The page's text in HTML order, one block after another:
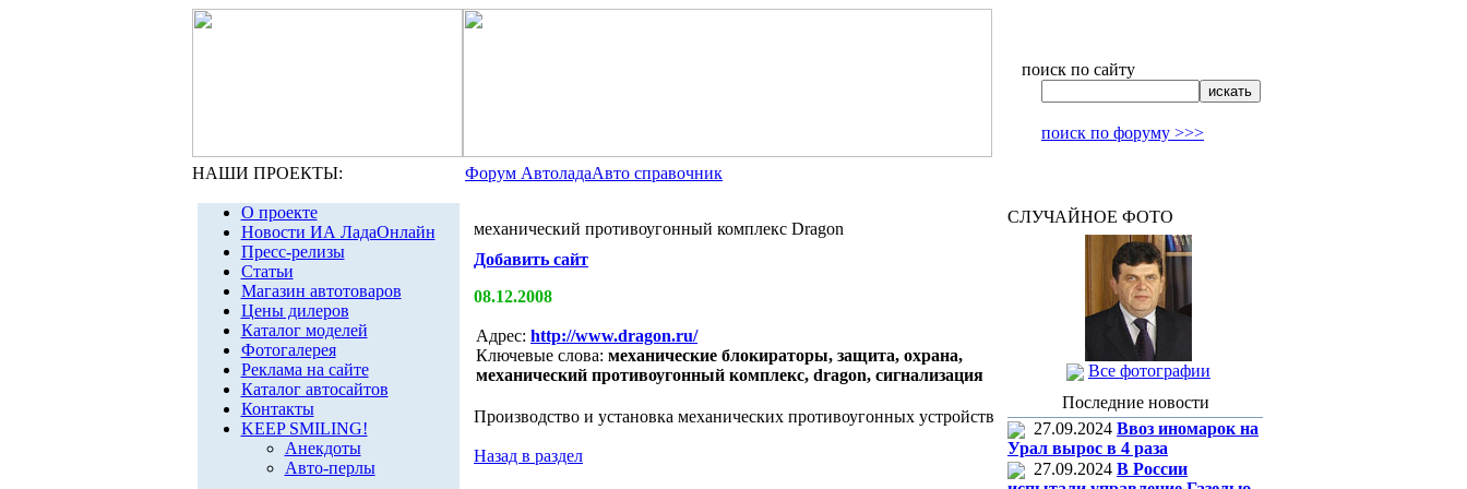
поиск по сайту
поиск по форуму >>>
НАШИ ПРОЕКТЫ: Форум АвтоладаАвто справочник
О проекте
Новости ИА ЛадаОнлайн
Пресс-релизы
Статьи
Магазин автотоваров
Цены дилеров
Каталог моделей
Фотогалерея
Реклама на сайте
Каталог автосайтов
Контакты
KEEP SMILING!
Анекдоты
Авто-перлы
механический противоугонный комплекс Dragon
Добавить сайт
08.12.2008
Адрес: http://www.dragon.ru/
Ключевые слова: механические блокираторы, защита, охрана,
механический противоугонный комплекс, dragon, сигнализация
Производство и установка механических противоугонных устройств
Назад в раздел
СЛУЧАЙНОЕ ФОТО
Все фотографии
Последние новости
27.09.2024 Ввоз иномарок на
Урал вырос в 4 раза
27.09.2024 В России